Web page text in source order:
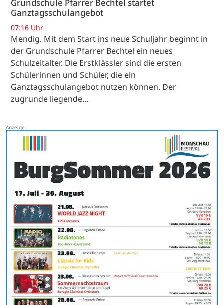
Grundschule Pfarrer Bechtel startet
Ganztagsschulangebot
07:16 Uhr
Mendig. Mit dem Start ins neue Schuljahr beginnt in
der Grundschule Pfarrer Bechtel ein neues
Schulzeitalter. Die Erstklässler sind die ersten
Schülerinnen und Schüler, die ein
Ganztagsschulangebot nutzen können. Der
zugrunde liegende…